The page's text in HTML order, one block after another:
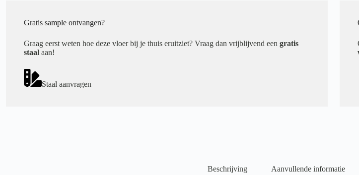
Gratis sample ontvangen?
Graag eerst weten hoe deze vloer bij je thuis eruitziet? Vraag dan vrijblijvend een gratis
staal aan!
Staal aanvragen
Beschrijving Aanvullende informatie